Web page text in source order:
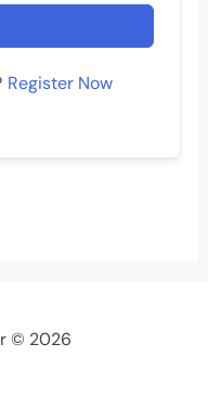
Register Now
© 2026